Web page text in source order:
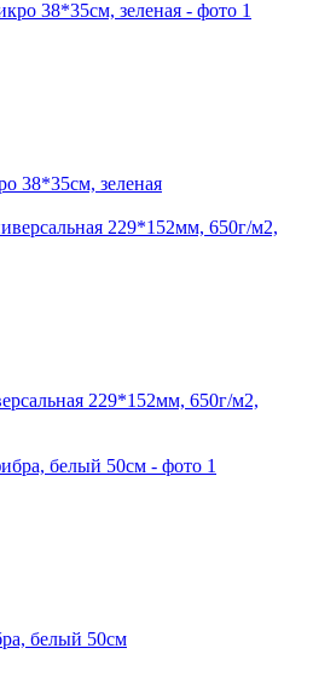
38*35см, зеленая
229*152мм, 650г/м2,
белый 50см